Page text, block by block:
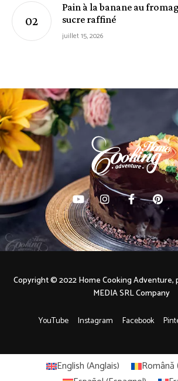
Pain à la banane au
sucre raffiné
juillet 15, 2026
YouTube Instagram Facebook
Copyright © 2022 Home Cooking Adventure,
MEDIA SRL Company
English(Anglais) Română